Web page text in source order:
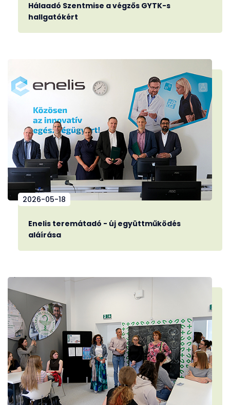
Hálaadó Szentmise a végzős GYTK-s
hallgatókért
2026-05-18
Enelis teremátadó - új együttműködés
aláírása